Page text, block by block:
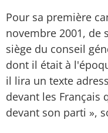
Pour sa première
novembre 2001, de
siège du conseil
dont il était à
il lira un texte
devant les Français
devant son parti »,